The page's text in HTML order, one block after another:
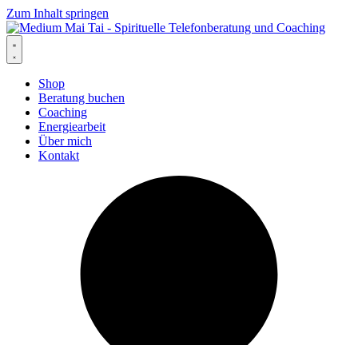
Zum Inhalt springen
Shop
Beratung buchen
Coaching
Energiearbeit
Über mich
Kontakt